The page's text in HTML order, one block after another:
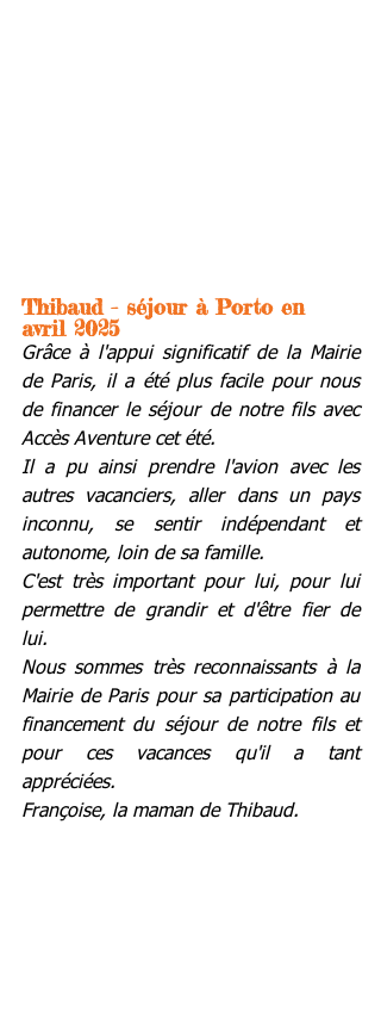
Thibaud - séjour à Porto en
avril 2025
Grâce à l'appui significatif de la Mairie
de Paris, il a été plus facile pour nous
de financer le séjour de notre fils avec
Accès Aventure cet été.
Il a pu ainsi prendre l'avion avec les
autres vacanciers, aller dans un pays
inconnu, se sentir indépendant et
autonome, loin de sa famille.
C'est très important pour lui, pour lui
permettre de grandir et d'être fier de
lui.
Nous sommes très reconnaissants à la
Mairie de Paris pour sa participation au
financement du séjour de notre fils et
pour ces vacances qu'il a tant
appréciées.
Françoise, la maman de Thibaud.